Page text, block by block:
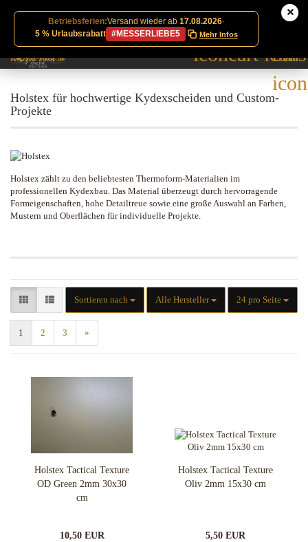
Betriebsferien:Versand wieder ab 17.08.2026·
5 % Urlaubsrabatt
#MESSERLIEBE5 Mehr Infos
Holstex für hochwertige Kydexscheiden und Custom-
Projekte
Holstex zählt zu den beliebtesten Thermoform-Materialien im
professionellen Kydexbau. Das Material überzeugt durch hervorragende
Formeigenschaften, hohe Detailtreue sowie eine große Auswahl an Farben,
Mustern und Oberflächen für individuelle Projekte.
Sortieren nach
Sortieren nach Alle Hersteller 24 pro Seite
pro Seite
1 2 3 »
Holstex Tactical Texture
OD Green 2mm 30x30
cm
10,50 EUR
Holstex Tactical Texture
Oliv 2mm 15x30 cm
5,50 EUR